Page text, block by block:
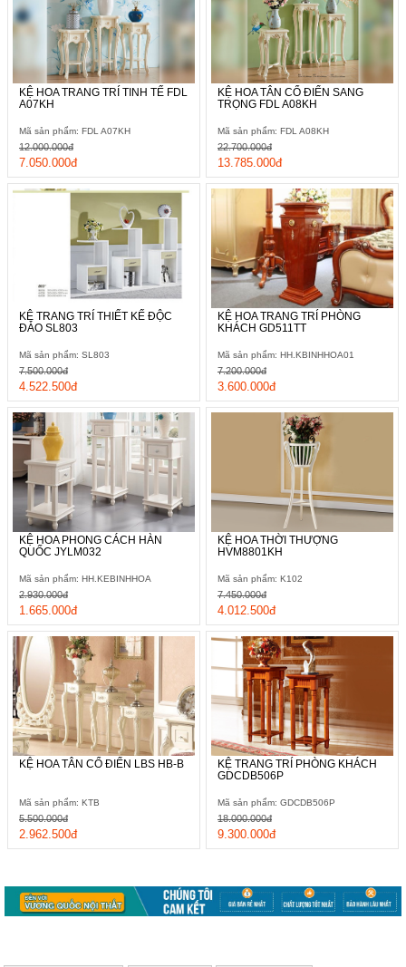
KỆ HOA TRANG TRÍ TINH TẾ FDL
A07KH
Mã sản phẩm: FDL A07KH
7.050.000đ
12.000.000đ
KỆ HOA TÂN CỔ ĐIỂN SANG
TRỌNG FDL A08KH
Mã sản phẩm: FDL A08KH
13.785.000đ
22.700.000đ
KỆ TRANG TRÍ THIẾT KẾ ĐỘC
ĐÁO SL803
Mã sản phẩm: SL803
4.522.500đ
7.500.000đ
KỆ HOA TRANG TRÍ PHÒNG
KHÁCH GD511TT
Mã sản phẩm: HH.KBINHHOA01
3.600.000đ
7.200.000đ
KỆ HOA PHONG CÁCH HÀN
QUỐC JYLM032
Mã sản phẩm: HH.KEBINHHOA
1.665.000đ
2.930.000đ
KỆ HOA THỜI THƯỢNG
HVM8801KH
Mã sản phẩm: K102
4.012.500đ
7.450.000đ
KỆ HOA TÂN CỔ ĐIỂN LBS HB-B
Mã sản phẩm: KTB
2.962.500đ
5.500.000đ
KỆ TRANG TRÍ PHÒNG KHÁCH
GDCDB506P
Mã sản phẩm: GDCDB506P
9.300.000đ
18.000.000đ